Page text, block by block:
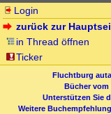
Login
zurück zur
in Thread öffnen
Ticker
Fluchtburg
Bücher
Unterstützen Sie
Weitere